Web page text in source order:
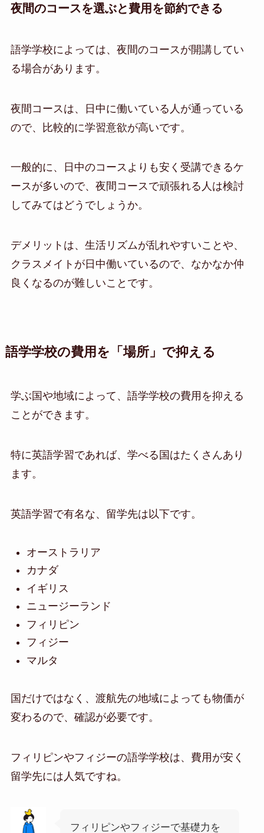
夜間のコースを選ぶと費用を節約できる
語学学校によっては、夜間のコースが開講してい
る場合があります。
夜間コースは、日中に働いている人が通っている
ので、比較的に学習意欲が高いです。
一般的に、日中のコースよりも安く受講できるケ
ースが多いので、夜間コースで頑張れる人は検討
してみてはどうでしょうか。
デメリットは、生活リズムが乱れやすいことや、
クラスメイトが日中働いているので、なかなか仲
良くなるのが難しいことです。
語学学校の費用を「場所」で抑える
学ぶ国や地域によって、語学学校の費用を抑える
ことができます。
特に英語学習であれば、学べる国はたくさんあり
ます。
英語学習で有名な、留学先は以下です。
オーストラリア
カナダ
イギリス
ニュージーランド
フィリピン
フィジー
マルタ
国だけではなく、渡航先の地域によっても物価が
変わるので、確認が必要です。
フィリピンやフィジーの語学学校は、費用が安く
留学先には人気ですね。
フィリピンやフィジーで基礎力を